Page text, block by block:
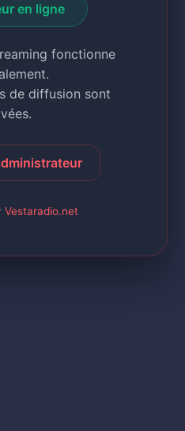
en ligne
fonctionne
de diffusion sont
Vestaradio.net